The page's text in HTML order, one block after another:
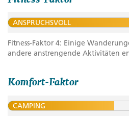
ANSPRUCHSVOLL
Fitness-Faktor 4: Einige
andere anstrengende Aktivitäten
Komfort-Faktor
CAMPING